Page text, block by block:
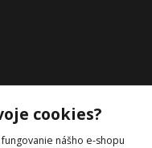
cookies?
nášho e-shopu